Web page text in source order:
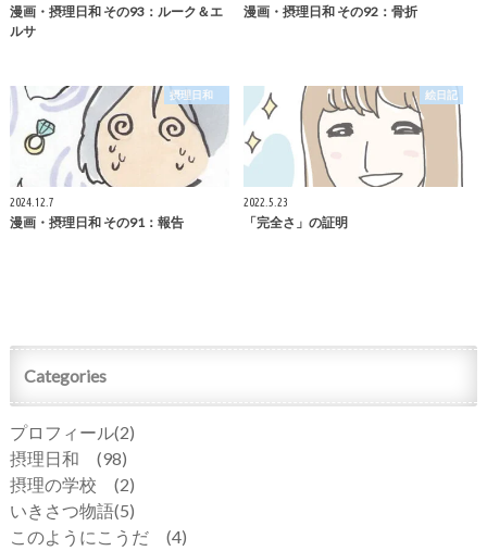
漫画・摂理日和 その93：ルーク＆エ
ルサ
漫画・摂理日和 その92：骨折
摂理日和
2024.12.7
漫画・摂理日和 その91：報告
絵日記
2022.5.23
「完全さ」の証明
Categories
プロフィール(2)
摂理日和 (98)
摂理の学校 (2)
いきさつ物語(5)
このようにこうだ (4)